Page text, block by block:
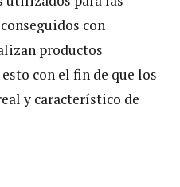
con
productos
con el fin de que los
y característico de